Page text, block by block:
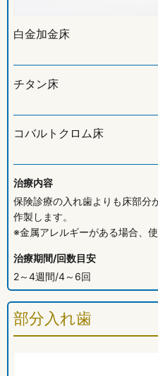
白金加金床
チタン床
コバルトクロム床
治療内容
保険診療の入れ歯よりも床部分
作製します。
※金属アレルギーがある場合、
治療期間/回数目安
2～4週間/4～6回
部分入れ歯